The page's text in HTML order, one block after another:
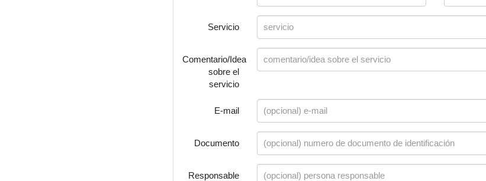
Servicio
Comentario/Idea
sobre el
servicio
E-mail
Documento
Responsable